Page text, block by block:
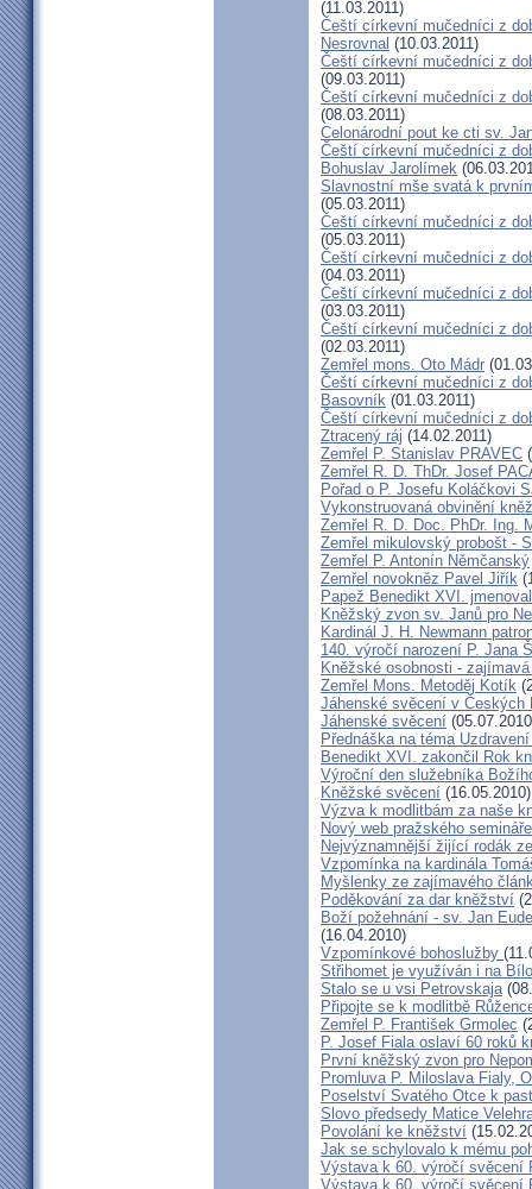
(11.03.2011)
Čeští církevní mučedníci z
Nesrovnal (10.03.2011)
Čeští církevní mučedníci z
(09.03.2011)
Čeští církevní mučedníci z
(08.03.2011)
Celonárodní pout ke cti sv.
Čeští církevní mučedníci z
Bohuslav Jarolímek
Slavnostní mše svatá k
(05.03.2011)
Čeští církevní mučedníci z
(05.03.2011)
Čeští církevní mučedníci z
(04.03.2011)
Čeští církevní mučedníci z
(03.03.2011)
Čeští církevní mučedníci z
(02.03.2011)
Zemřel mons. Oto Mádr
Čeští církevní mučedníci z
Basovník (01.03.2011)
Čeští církevní mučedníci z
Ztracený ráj (14.02.2011)
Zemřel P. Stanislav PRAVEC
Zemřel R. D. ThDr. Josef
Pořad o P. Josefu Koláčkovi
Vykonstruovaná obvinění
Zemřel R. D. Doc. PhDr. Ing.
Zemřel mikulovský probošt -
Zemřel P. Antonín Němčanský
Zemřel novokněz Pavel Jiřík
Papež Benedikt XVI.
Kněžský zvon sv. Janů pro
Kardinál J. H. Newmann
140. výročí narození P. Jana
Kněžské osobnosti -
Zemřel Mons. Metoděj Kotík
Jáhenské svěcení v Českých
Jáhenské svěcení
Přednáška na téma
Benedikt XVI. zakončil Rok
Výroční den služebníka
Kněžské svěcení (16.05.2010)
Výzva k modlitbám za naše
Nový web pražského semináře
Nejvýznamnější žijící rodák
Vzpomínka na kardinála
Myšlenky ze zajímavého
Poděkování za dar kněžství
Boží požehnání - sv. Jan
(16.04.2010)
Vzpomínkové bohoslužby
Střihomet je využíván i na
Stalo se u vsi Petrovskaja
Připojte se k modlitbě
Zemřel P. František Grmolec
P. Josef Fiala oslaví 60 roků
První kněžský zvon pro
Promluva P. Miloslava Fialy,
Poselství Svatého Otce k
Slovo předsedy Matice
Povolání ke kněžství
Jak se schylovalo k mému
Výstava k 60. výročí svěcení
Výstava k 60. výročí svěcení